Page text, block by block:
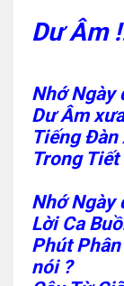
Dư Âm
Nhớ Ngày
Dư Âm
Tiếng Đàn
Trong Tiết
Nhớ Ngày
Lời Ca
Phút
nói ?